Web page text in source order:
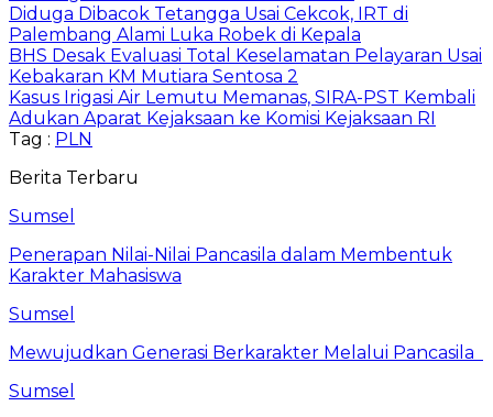
Diduga Dibacok Tetangga Usai Cekcok, IRT di
Palembang Alami Luka Robek di Kepala
BHS Desak Evaluasi Total Keselamatan Pelayaran Usai
Kebakaran KM Mutiara Sentosa 2
Kasus Irigasi Air Lemutu Memanas, SIRA-PST Kembali
Adukan Aparat Kejaksaan ke Komisi Kejaksaan RI
Tag : PLN
Berita Terbaru
Sumsel
Penerapan Nilai-Nilai Pancasila dalam Membentuk
Karakter Mahasiswa
Sumsel
Mewujudkan Generasi Berkarakter Melalui Pancasila
Sumsel